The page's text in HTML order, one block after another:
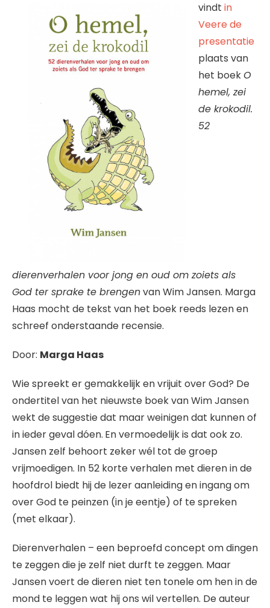
vindtin
Veere de
presentatie
plaats van
het boekO
hemel, zei
de krokodil.
52
dierenverhalen voor jong en oud om zoiets als
God ter sprake te brengenvan Wim Jansen. Marga
Haas mocht de tekst van het boek reeds lezen en
schreef onderstaande recensie.
Door: Marga Haas
Wie spreekt er gemakkelijk en vrijuit over God? De
ondertitel van het nieuwste boek van Wim Jansen
wekt de suggestie dat maar weinigen dat kunnen of
in ieder geval dóen. En vermoedelijk is dat ook zo.
Jansen zelf behoort zeker wél tot de groep
vrijmoedigen. In 52 korte verhalen met dieren in de
hoofdrol biedt hij de lezer aanleiding en ingang om
over God te peinzen (in je eentje) of te spreken
(met elkaar).
Dierenverhalen – een beproefd concept om dingen
te zeggen die je zelf niet durft te zeggen. Maar
Jansen voert de dieren niet ten tonele om hen in de
mond te leggen wat hij ons wil vertellen. De auteur